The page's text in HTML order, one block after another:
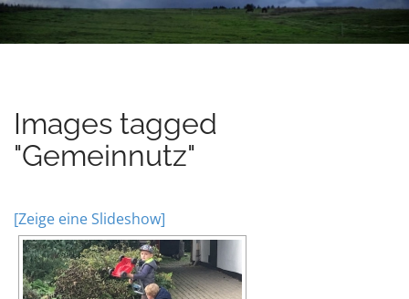
Images tagged
"Gemeinnutz"
[Zeige eine Slideshow]